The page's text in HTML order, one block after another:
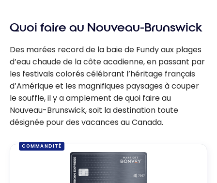
Quoi faire au Nouveau-Brunswick
Des marées record de la baie de Fundy aux plages
d’eau chaude de la côte acadienne, en passant par
les festivals colorés célébrant l’héritage français
d’Amérique et les magnifiques paysages à couper
le souffle, il y a amplement de quoi faire au
Nouveau-Brunswick, soit la destination toute
désignée pour des vacances au Canada.
COMMANDITÉ